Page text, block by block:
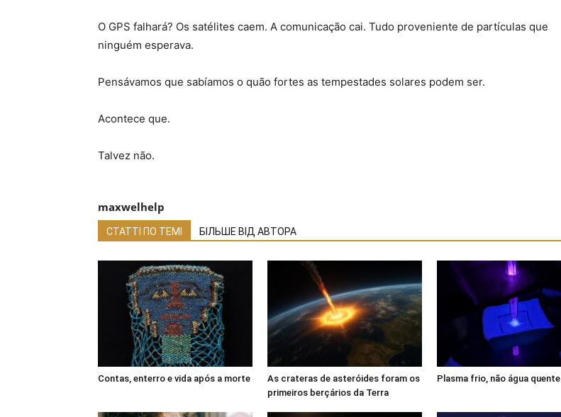
O GPS falhará? Os satélites caem. A comunicação cai. Tudo proveniente de partículas que
ninguém esperava.
Pensávamos que sabíamos o quão fortes as tempestades solares podem ser.
Acontece que.
Talvez não.
maxwelhelp
СТАТТІ ПО ТЕМІ БІЛЬШЕ ВІД АВТОРА
Contas, enterro e vida após a morte
As crateras de asteróides foram os
primeiros berçários da Terra
Plasma frio, não água quente